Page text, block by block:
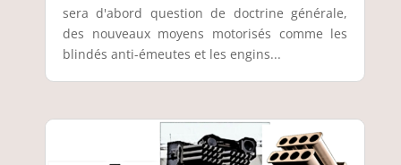
sera d'abord question de doctrine générale,
des nouveaux moyens motorisés comme les
blindés anti-émeutes et les engins...